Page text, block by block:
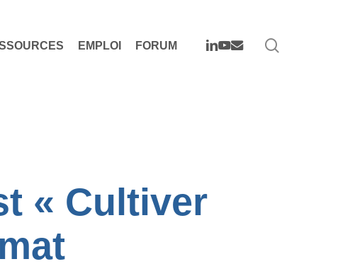
EMPLOI FORUM LINKEDIN
YOUTUBE
EMAIL
« Cultiver